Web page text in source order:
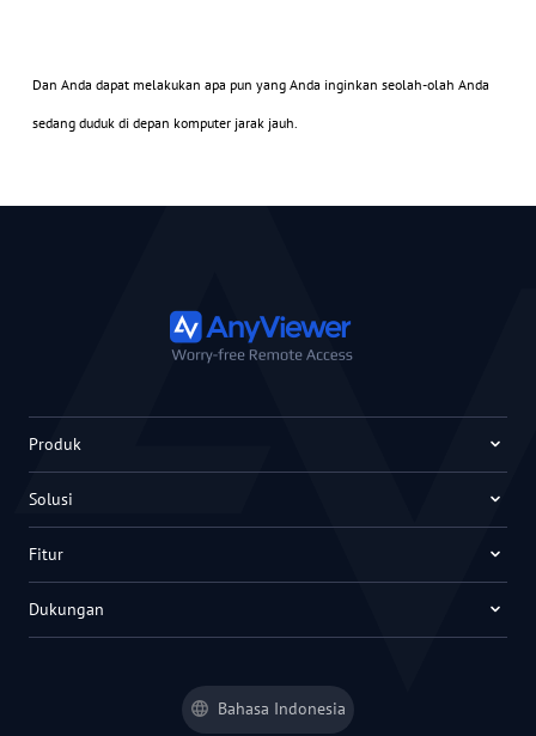
Dan Anda dapat melakukan apa pun yang Anda inginkan seolah-olah Anda
sedang duduk di depan komputer jarak jauh.
Bahasa Indonesia
Produk
Solusi
Fitur
Dukungan